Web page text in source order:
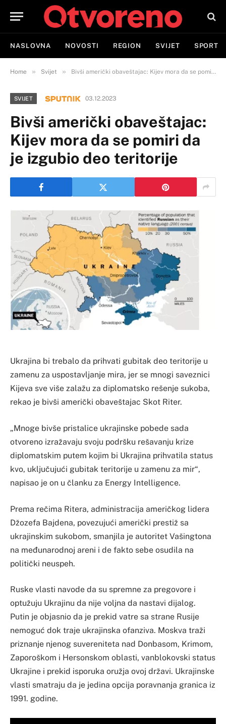
NASLOVNA NOVOSTI REGION SVIJET SPORT
Home » Svijet » Bivši američki obaveštajac: Kijev mora da se pomiri da je izgubio deo teritorije
SVIJET 03.12.2023
Bivši američki obaveštajac:
Kijev mora da se pomiri da
je izgubio deo teritorije
Ukrajina bi trebalo da prihvati gubitak deo teritorije u
zamenu za uspostavljanje mira, jer se mnogi saveznici
Kijeva sve više zalažu za diplomatsko rešenje sukoba,
rekao je bivši američki obaveštajac Skot Riter.
„Mnoge bivše pristalice ukrajinske pobede sada
otvoreno izražavaju svoju podršku rešavanju krize
diplomatskim putem kojim bi Ukrajina prihvatila status
kvo, uključujući gubitak teritorije u zamenu za mir“,
napisao je on u članku za Energy Intelligence.
Prema rečima Ritera, administracija američkog lidera
Džozefa Bajdena, povezujući američki prestiž sa
ukrajinskim sukobom, smanjila je autoritet Vašingtona
na međunarodnoj areni i de fakto sebe osudila na
politički neuspeh.
Ruske vlasti navode da su spremne za pregovore i
optužuju Ukrajinu da nije voljna da nastavi dijalog.
Putin je objasnio da je prekid vatre sa strane Rusije
nemoguć dok traje ukrajinska ofanziva. Moskva traži
priznanje njenog suvereniteta nad Donbasom, Krimom,
Zaporoškom i Hersonskom oblasti, vanblokovski status
Ukrajine i prekid isporuka oružja ovoj državi. Ukrajinske
vlasti smatraju da je jedina opcija poravnanja granica iz
1991. godine.